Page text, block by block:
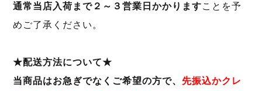
通常当店入荷まで２～３営業日かかりますことを予
めご了承ください。
★配送方法について★
当商品はお急ぎでなくご希望の方で、 先振込かクレ